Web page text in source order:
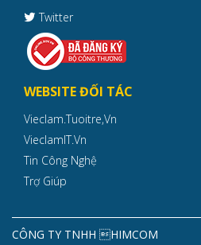
Twitter
WEBSITE ĐỐI TÁC
Vieclam.tuoitre,vn
VieclamIT.vn
Tin Công Nghệ
Trợ Giúp
CÔNG TY TNHH HIMCOM